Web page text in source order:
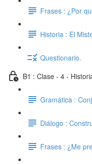
Frases : ¿Por
Historia : El
Questionario.
B1 : Clase - 4 -
Gramática :
Diálogo :
Frases : ¿Me